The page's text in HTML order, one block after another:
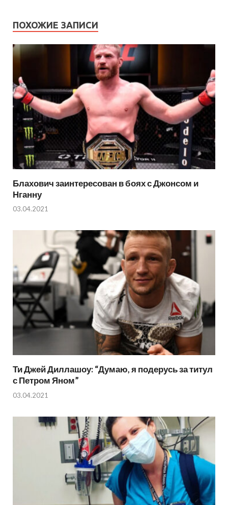
ПОХОЖИЕ ЗАПИСИ
Блахович заинтересован в боях с Джонсом и
Нганну
03.04.2021
Ти Джей Диллашоу: “Думаю, я подерусь за титул
с Петром Яном”
03.04.2021